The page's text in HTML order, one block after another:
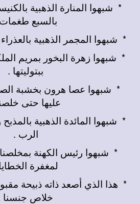
* شبهوا المنارة الذهبية
بالسبع
* شبهوا المجمر الذهبية
* شبهوا زهرة البخور بمريم
ببتوليتها .
* شبهوا عصا هرون بخشبة
عليها حتى
* شبهوا المائدة الذهبية
الرب .
* شبهوا رئيس الكهنة بمخلصنا
لمغفرة
* هذا الذي أصعد ذاته ذبيحة
خلاص جنسنا